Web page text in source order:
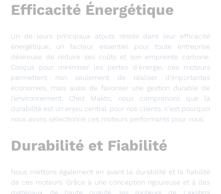
Efficacité Énergétique
Un de leurs principaux atouts réside dans leur efficacité
énergétique, un facteur essentiel pour toute entreprise
désireuse de réduire ses coûts et son empreinte carbone.
Conçus pour minimiser les pertes d’énergie, ces moteurs
permettent non seulement de réaliser d’importantes
économies, mais aussi de favoriser une gestion durable de
l’environnement. Chez Makto, nous comprenons que la
durabilité est un enjeu central pour nos clients, c’est pourquoi
nous avons sélectionné ces moteurs performants pour vous.
Durabilité et Fiabilité
Nous mettons également en avant la durabilité et la fiabilité
de ces moteurs. Grâce à une conception rigoureuse et à des
matériaux de haute qualité, les moteurs de Lakshmi